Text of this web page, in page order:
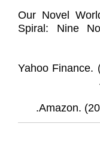
• Our Novel
Spiral: Nine
• Yahoo